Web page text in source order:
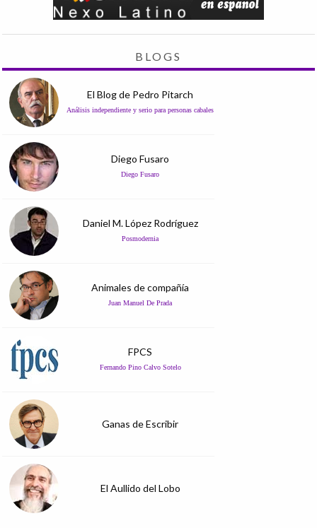
BLOGS
El Blog de Pedro Pitarch
Análisis independiente y serio para personas cabales
Diego Fusaro
Diego Fusaro
Daniel M. López Rodríguez
Posmodernia
Animales de compañía
Juan Manuel De Prada
FPCS
Fernando Pino Calvo Sotelo
Ganas de Escribir
El Aullido del Lobo